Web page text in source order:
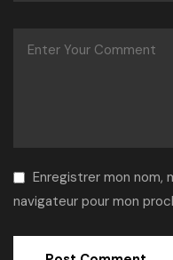
Enregistrer mon nom,
navigateur pour mon